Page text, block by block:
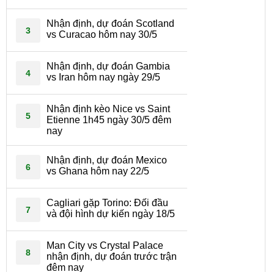
3
Nhận định, dự đoán Scotland
vs Curacao hôm nay 30/5
4
Nhận định, dự đoán Gambia
vs Iran hôm nay ngày 29/5
5
Nhận định kèo Nice vs Saint
Etienne 1h45 ngày 30/5 đêm
nay
6
Nhận định, dự đoán Mexico
vs Ghana hôm nay 22/5
7
Cagliari gặp Torino: Đối đầu
và đội hình dự kiến ngày 18/5
8
Man City vs Crystal Palace
nhận định, dự đoán trước trận
đêm nay